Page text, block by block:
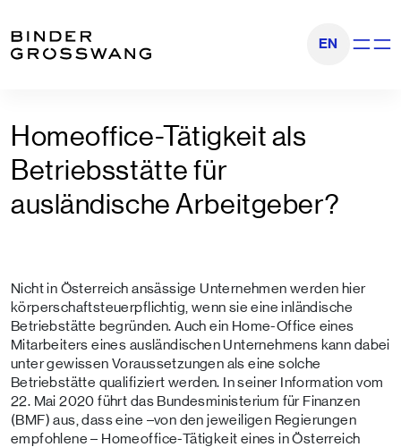
EN
Homeoffice-Tätigkeit als
Betriebsstätte für
ausländische Arbeitgeber?
Nicht in Österreich ansässige Unternehmen werden hier
körperschaftsteuerpflichtig, wenn sie eine inländische
Betriebstätte begründen. Auch ein Home-Office eines
Mitarbeiters eines ausländischen Unternehmens kann dabei
unter gewissen Voraussetzungen als eine solche
Betriebstätte qualifiziert werden. In seiner Information vom
22. Mai 2020 führt das Bundesministerium für Finanzen
(BMF) aus, dass eine –von den jeweiligen Regierungen
empfohlene – Homeoffice-Tätigkeit eines in Österreich